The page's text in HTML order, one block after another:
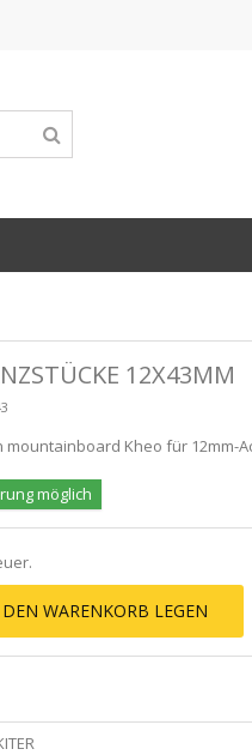
12X43MM
Kheo für 12mm-
möglich
WARENKORB LEGEN